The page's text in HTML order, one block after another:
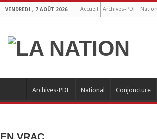
VENDREDI , 7 AOÛT 2026 Accueil Archives-PDF
Archives-PDF National Conjoncture